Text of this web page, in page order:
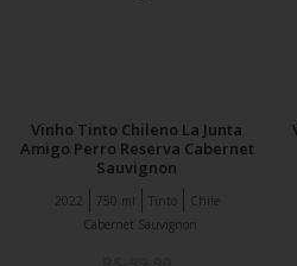
Vinho Tinto Chileno La Junta
Amigo Perro Reserva Cabernet
Sauvignon
Tinto Chile
2022
750 ml
Cabernet Sauvignon